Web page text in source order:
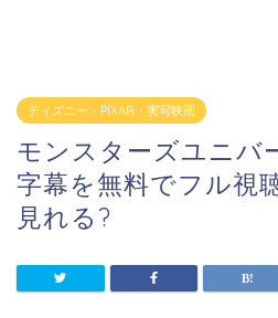
ディズニー・PIXAR・実写映画
モンスターズユニバ
字幕を無料でフル視
見れる?